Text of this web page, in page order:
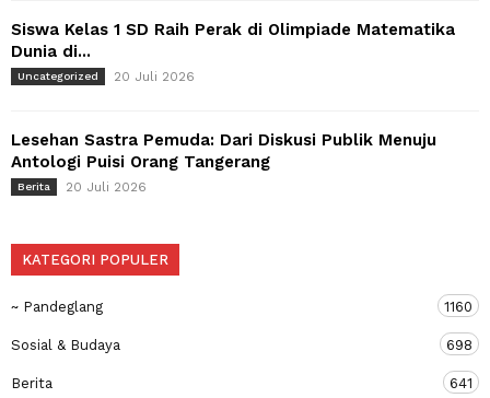
Siswa Kelas 1 SD Raih Perak di Olimpiade Matematika
Dunia di...
Uncategorized 20 Juli 2026
Lesehan Sastra Pemuda: Dari Diskusi Publik Menuju
Antologi Puisi Orang Tangerang
Berita 20 Juli 2026
KATEGORI POPULER
~ Pandeglang 1160
Sosial & Budaya 698
Berita 641